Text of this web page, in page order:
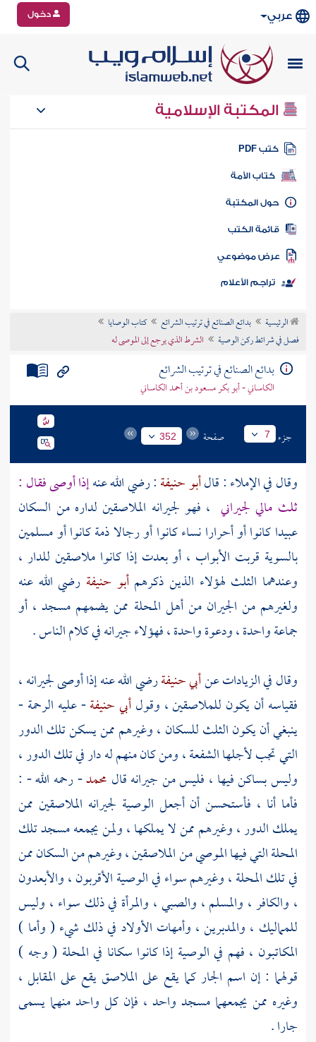
عربي دخول
المكتبة الإسلامية
كتب PDF
كتاب الأمة
المكتبة
الكتب
موضوعي
تراجم الأعلام
الرئيسية بدائع الصنائع في ترتيب الشرائع
كتاب الوصايا
فصل في شرائط ركن الوصية
الشرط الذي يرجع إلى الموصى له
بدائع الصنائع في ترتيب الشرائع
الكاساني - أبو بكر مسعود بن أحمد الكاساني
جزء 7 صفحة 352
وقال في الإملاء : قالأبو حنيفة: رضي الله عنهإذا أوصى فقال :
ثلث مالي لجيراني ، فهو لجيرانه الملاصقين لداره من السكان
عبيدا كانوا أو أحرارا نساء كانوا أو رجالا ذمة كانوا أو مسلمين
بالسوية قربت الأبواب ، أو بعدت إذا كانوا ملاصقين للدار ،
وعندهما الثلث لهؤلاء الذين ذكرهمأبو حنيفة رضي الله عنه
ولغيرهم من الجيران من أهل المحلة ممن يضمهم مسجد ، أو
جماعة واحدة ، ودعوة واحدة ، فهؤلاء جيرانه في كلام الناس .
وقال في الزيادات عنأبي حنيفةرضي الله عنه إذا أوصى لجيرانه ،
فقياسه أن يكون للملاصقين ، وقولأبي حنيفة- عليه الرحمة -
ينبغي أن يكون الثلث للسكان ، وغيرهم ممن يسكن تلك الدور
التي تجب لأجلها الشفعة ، ومن كان منهم له دار في تلك الدور ،
وليس بساكن فيها ، فليس من جيرانه قال محمد- رحمه الله - :
فأما أنا ، فأستحسن أن أجعل الوصية لجيرانه الملاصقين ممن
يملك الدور ، وغيرهم ممن لا يملكها ، ولمن يجمعه مسجد تلك
المحلة التي فيها الموصي من الملاصقين ، وغيرهم من السكان ممن
في تلك المحلة ، وغيرهم سواء في الوصية الأقربون ، والأبعدون
، والكافر ، والمسلم ، والصبي ، والمرأة في ذلك سواء ، وليس
للمماليك ، والمدبرين ، وأمهات الأولاد في ذلك شيء ( وأما )
المكاتبون ، فهم في الوصية إذا كانوا سكانا في المحلة ( وجه )
قولهما : إن اسم الجار كما يقع على الملاصق يقع على المقابل ،
وغيره ممن يجمعهما مسجد واحد ، فإن كل واحد منهما يسمى
جارا .